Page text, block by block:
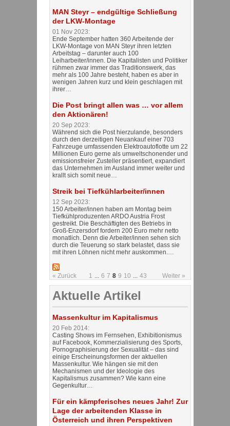
MAN Steyr – endgültige Schließung
der LKW-Montage
01 Nov 2023:
Ende September hatten 360 Arbeitende der
LKW-Montage von MAN Steyr ihren letzten
Arbeitstag – darunter auch 100
Leiharbeiter/innen. Die Kapitalisten und Politiker
rühmen zwar immer das Traditionswerk, das
mehr als 100 Jahre besteht, haben es aber in
wenigen Jahren kurz und klein geschlagen mit
ihrer…
Die Post bringt allen was … vor allem
den Aktionären!
20 Sep 2023:
Während sich die Post hierzulande, besonders
durch den derzeitigen Neuankauf einer 703
Fahrzeuge umfassenden Elektroautoflotte um 22
Millionen Euro gerne als umweltschonender und
emissionsfreier Zusteller präsentiert, expandiert
das Unternehmen im Ausland immer weiter und
krallt sich somit neue…
Streik bei Tiefkühlarbeiter/innen
12 Sep 2023:
150 Arbeiter/innen haben am Montag beim
Tiefkühlproduzenten ARDO Austria Frost
gestreikt. Die Beschäftigten des Betriebs in
Groß-Enzersdorf fordern 200 Euro mehr netto
monatlich. Denn die Arbeiter/innen sehen sich
durch die Teuerung so stark belastet, dass sie
mit ihren Löhnen nicht mehr auskommen.…
« Zurück 1 6 7 8 9 10 43 Weiter »
Aktuelle Artikel
Massenkultur im Kapitalismus
20 Feb 2014:
Casting Shows im Fernsehen, Exhibitionismus
auf Facebook, Kommerzialisierung des Sports,
Pornographisierung der Sexualität – das sind
einige Erscheinungsformen der aktuellen
Massenkultur. Wie hängen sie mit den
Mechanismen und der Ideologie des
Kapitalismus zusammen? Wie kann eine
Gegenkultur…
Für ein kämpferisches neues Jahr! Zur
Lage der arbeitenden Klasse in
Österreich und ihren Perspektiven